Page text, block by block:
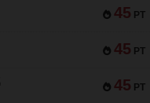
45 PT
45 PT
45 PT